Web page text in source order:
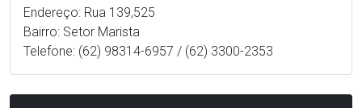
Endereço: Rua 139,525
Bairro: Setor Marista
Telefone: (62) 98314-6957 / (62) 3300-2353